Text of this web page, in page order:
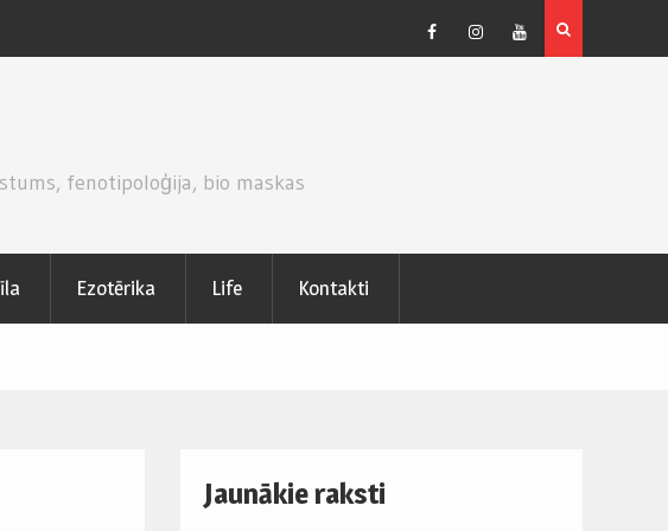
CEPUMU KŪKA AR KIVI UN PUTUKRĒJUMA PILDĪJUMU.
FacebookInstagram
Youtube
fenotipoloģija, bio maskas
Ezotērika Life Kontakti
Jaunākie raksti